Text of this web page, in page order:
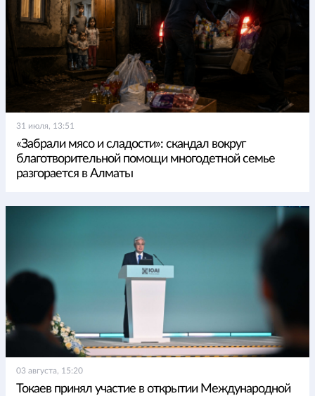
31 июля, 13:51
«Забрали мясо и сладости»: скандал вокруг
благотворительной помощи многодетной семье
разгорается в Алматы
03 августа, 15:20
Токаев принял участие в открытии Международной